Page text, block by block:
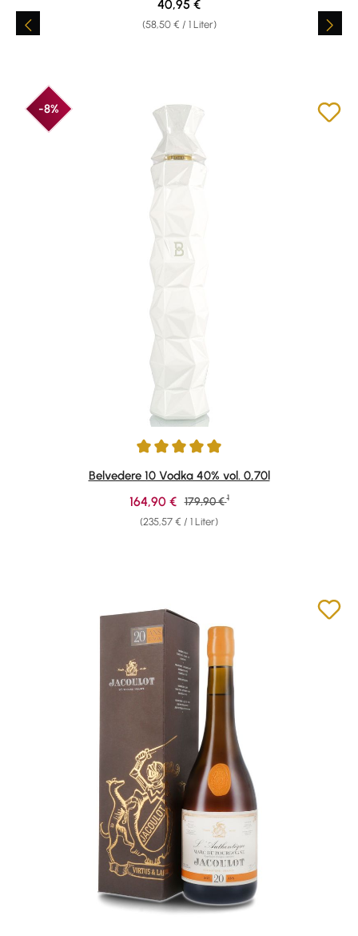
(58,50 € / 1 Liter)
Regulärer Preis:
40,95 €
-8%
Durchschnittliche Bewertung von 5 von 5 Sternen
Belvedere 10 Vodka 40% vol. 0,70l
(235,57 € / 1 Liter)
Verkaufspreis:
164,90 € Regulärer Preis:
179,90 € 1